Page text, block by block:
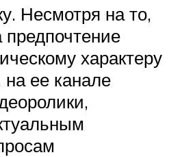
Несмотря на то,
характеру
на ее канале